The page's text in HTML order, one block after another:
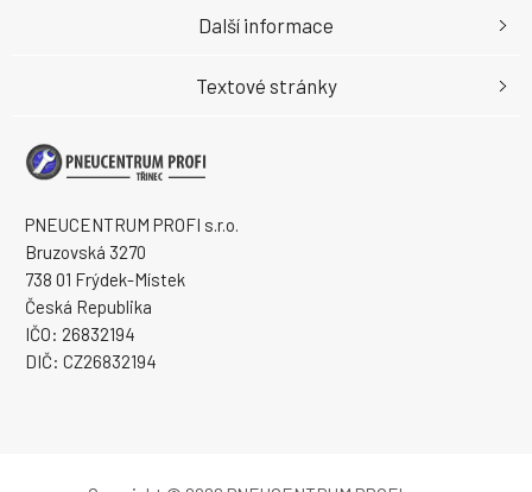
PNEUCENTRUM PROFI s.r.o.
Bruzovská 3270
738 01 Frýdek-Místek
Česká Republika
IČO: 26832194
DIČ: CZ26832194
Další informace
Textové stránky